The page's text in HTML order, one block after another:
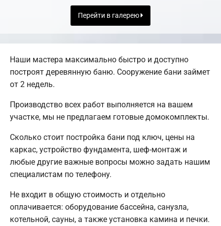
Перейти в галерею
Наши мастера максимально быстро и доступно
построят деревянную баню. Сооружение бани займет
от 2 недель.
Производство всех работ выполняется на вашем
участке, мы не предлагаем готовые домокомплекты.
Сколько стоит постройка бани под ключ, цены на
каркас, устройство фундамента, шеф-монтаж и
любые другие важные вопросы можно задать нашим
специалистам по телефону.
Не входит в общую стоимость и отдельно
оплачивается: оборудование бассейна, санузла,
котельной, сауны, а также установка камина и печки.